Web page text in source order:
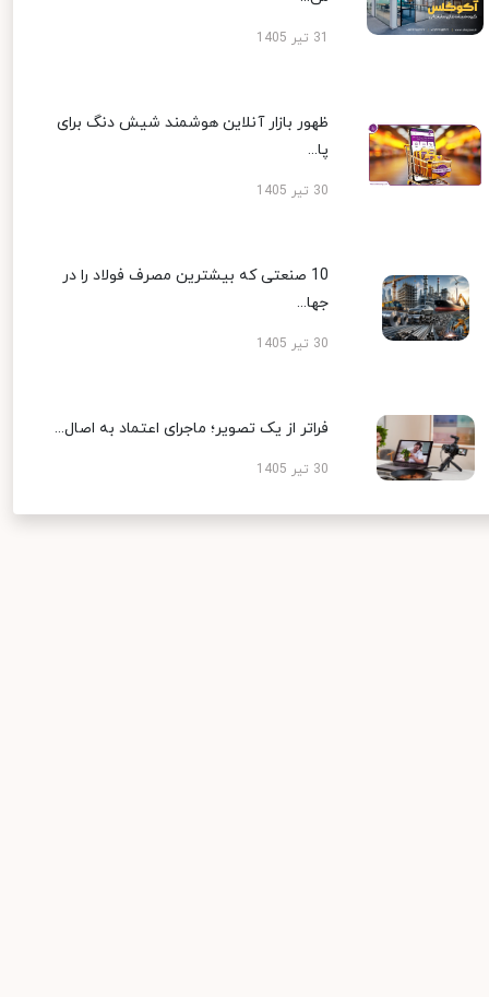
ظهور بازار آنلاین هوشمند شیش دنگ برای
پا...
30 تیر 1405
10 صنعتی که بیشترین مصرف فولاد را در
جها...
30 تیر 1405
فراتر از یک تصویر؛ ماجرای اعتماد به اصال...
30 تیر 1405